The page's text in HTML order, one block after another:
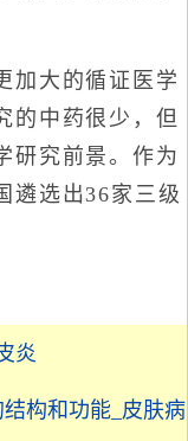
大的循证医学
的中药很少，但
研究前景。作为
遴选出36家三级
炎
构和功能_皮肤病